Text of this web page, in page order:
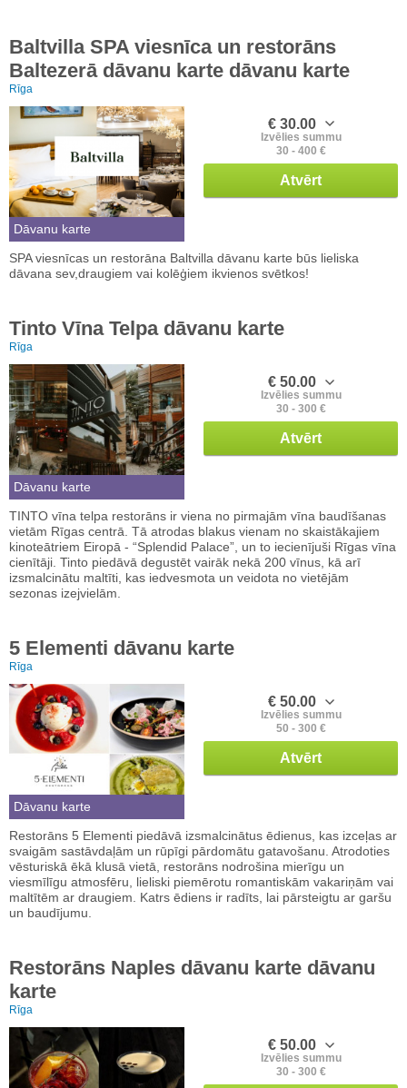
Baltvilla SPA viesnīca un restorāns
Baltezerā dāvanu karte dāvanu karte
Rīga
Dāvanu karte
€ 30.00
Izvēlies summu
30 - 400 €
Atvērt
SPA viesnīcas un restorāna Baltvilla dāvanu karte būs lieliska
dāvana sev,draugiem vai kolēģiem ikvienos svētkos!
Tinto Vīna Telpa dāvanu karte
Rīga
Dāvanu karte
€ 50.00
Izvēlies summu
30 - 300 €
Atvērt
TINTO vīna telpa restorāns ir viena no pirmajām vīna baudīšanas
vietām Rīgas centrā. Tā atrodas blakus vienam no skaistākajiem
kinoteātriem Eiropā - “Splendid Palace”, un to iecienījuši Rīgas vīna
cienītāji. Tinto piedāvā degustēt vairāk nekā 200 vīnus, kā arī
izsmalcinātu maltīti, kas iedvesmota un veidota no vietējām
sezonas izejvielām.
5 Elementi dāvanu karte
Rīga
Dāvanu karte
€ 50.00
Izvēlies summu
50 - 300 €
Atvērt
Restorāns 5 Elementi piedāvā izsmalcinātus ēdienus, kas izceļas ar
svaigām sastāvdaļām un rūpīgi pārdomātu gatavošanu. Atrodoties
vēsturiskā ēkā klusā vietā, restorāns nodrošina mierīgu un
viesmīlīgu atmosfēru, lieliski piemērotu romantiskām vakariņām vai
maltītēm ar draugiem. Katrs ēdiens ir radīts, lai pārsteigtu ar garšu
un baudījumu.
Restorāns Naples dāvanu karte dāvanu
karte
Rīga
€ 50.00
Izvēlies summu
30 - 300 €